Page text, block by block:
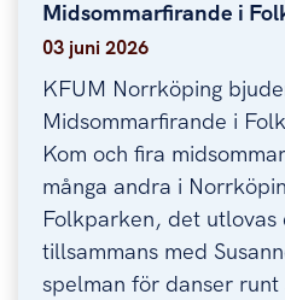
Midsommarfirande i
Midsommarfirande i
03 juni 2026
KFUM Norrköping
Midsommarfirande i
Kom och fira
många andra i
Folkparken, det utlovas
tillsammans med
spelman för danser